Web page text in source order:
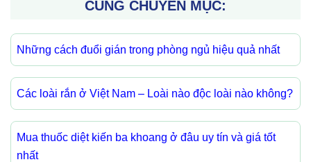
CÙNG CHUYÊN MỤC:
Những cách đuổi gián trong phòng ngủ hiệu quả nhất
Các loài rắn ở Việt Nam – Loài nào độc loài nào không?
Mua thuốc diệt kiến ba khoang ở đâu uy tín và giá tốt
nhất